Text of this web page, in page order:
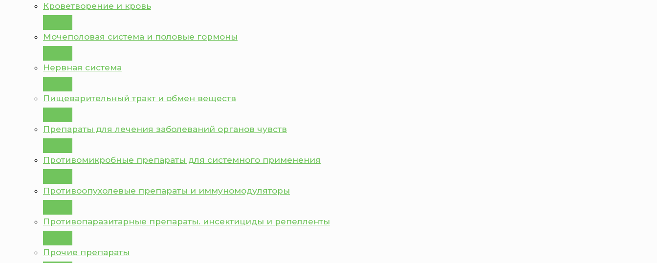
Кроветворение и кровь
Мочеполовая система и половые гормоны
Нервная система
Пищеварительный тракт и обмен веществ
Препараты для лечения заболеваний органов чувств
Противомикробные препараты для системного применения
Противоопухолевые препараты и иммуномодуляторы
Противопаразитарные препараты. инсектициды и репелленты
Прочие препараты